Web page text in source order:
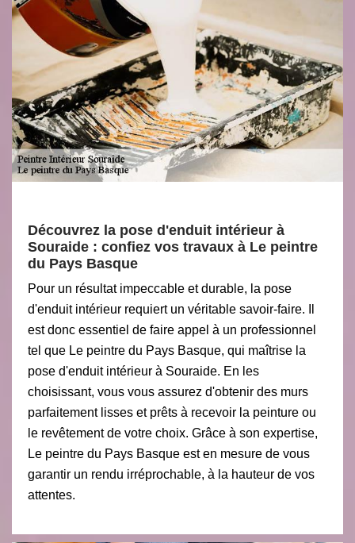
Découvrez la pose d'enduit intérieur à
Souraide : confiez vos travaux à Le peintre
du Pays Basque
Pour un résultat impeccable et durable, la pose
d'enduit intérieur requiert un véritable savoir-faire. Il
est donc essentiel de faire appel à un professionnel
tel que Le peintre du Pays Basque, qui maîtrise la
pose d'enduit intérieur à Souraide. En les
choisissant, vous vous assurez d'obtenir des murs
parfaitement lisses et prêts à recevoir la peinture ou
le revêtement de votre choix. Grâce à son expertise,
Le peintre du Pays Basque est en mesure de vous
garantir un rendu irréprochable, à la hauteur de vos
attentes.